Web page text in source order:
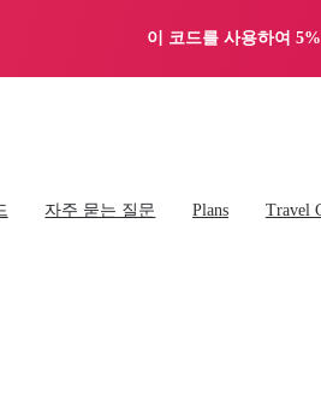
이 코드를 사용하여
자주 묻는 질문 Plans Travel